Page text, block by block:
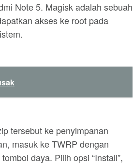
Note 5. Magisk adalah sebuah
akses ke root pada
tersebut ke penyimpanan
masuk ke TWRP dengan
daya. Pilih opsi “Install”,